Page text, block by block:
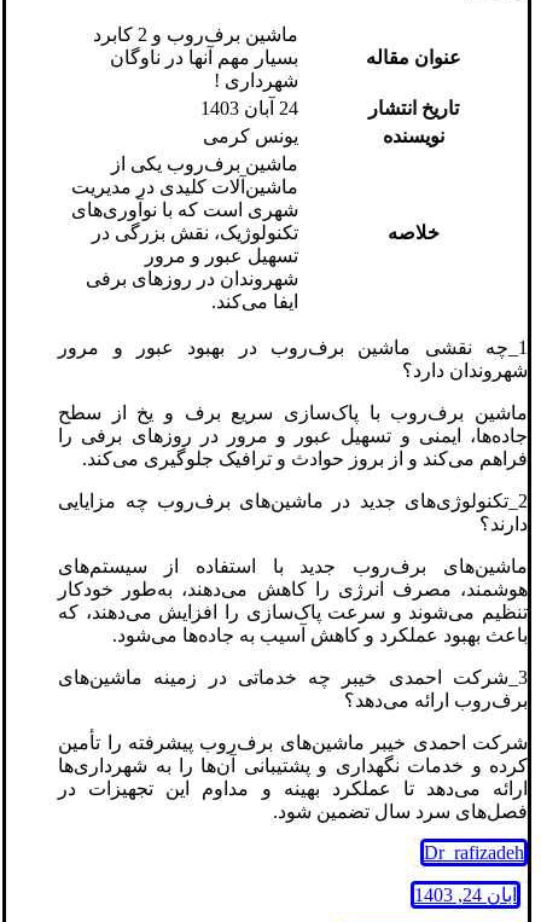
عنوان مقاله
ماشین برف‌روب و 2 کابرد
بسیار مهم آنها در ناوگان
شهرداری !
تاریخ انتشار
24 آبان 1403
نویسنده
یونس کرمی
خلاصه
ماشین برف‌روب یکی از
ماشین‌آلات کلیدی در مدیریت
شهری است که با نوآوری‌های
تکنولوژیک، نقش بزرگی در
تسهیل عبور و مرور
شهروندان در روزهای برفی
ایفا می‌کند.
1_چه نقشی ماشین برف‌روب در بهبود عبور و مرور
شهروندان دارد؟
ماشین برف‌روب با پاک‌سازی سریع برف و یخ از سطح
جاده‌ها، ایمنی و تسهیل عبور و مرور در روزهای برفی را
فراهم می‌کند و از بروز حوادث و ترافیک جلوگیری می‌کند.
2_تکنولوژی‌های جدید در ماشین‌های برف‌روب چه مزایایی
دارند؟
ماشین‌های برف‌روب جدید با استفاده از سیستم‌های
هوشمند، مصرف انرژی را کاهش می‌دهند، به‌طور خودکار
تنظیم می‌شوند و سرعت پاک‌سازی را افزایش می‌دهند، که
باعث بهبود عملکرد و کاهش آسیب به جاده‌ها می‌شود.
3_شرکت احمدی خیبر چه خدماتی در زمینه ماشین‌های
برف‌روب ارائه می‌دهد؟
شرکت احمدی خیبر ماشین‌های برف‌روب پیشرفته را تأمین
کرده و خدمات نگهداری و پشتیبانی آن‌ها را به شهرداری‌ها
ارائه می‌دهد تا عملکرد بهینه و مداوم این تجهیزات در
فصل‌های سرد سال تضمین شود.
Dr_rafizadeh
آبان 24, 1403